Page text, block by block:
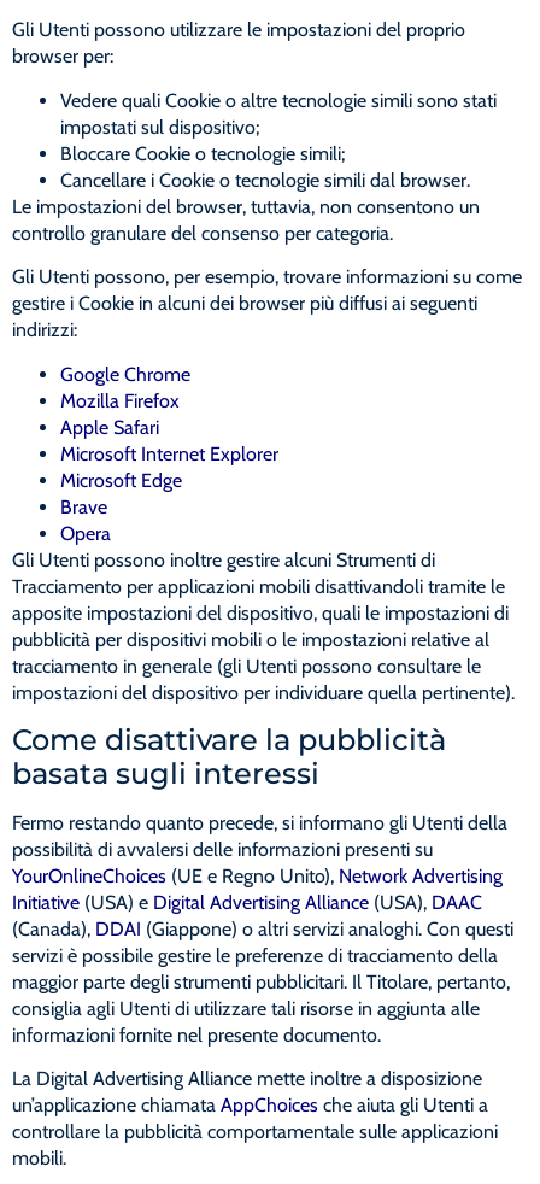
Gli Utenti possono utilizzare le impostazioni del proprio
browser per:
Vedere quali Cookie o altre tecnologie simili sono stati
impostati sul dispositivo;
Bloccare Cookie o tecnologie simili;
Cancellare i Cookie o tecnologie simili dal browser.
Le impostazioni del browser, tuttavia, non consentono un
controllo granulare del consenso per categoria.
Gli Utenti possono, per esempio, trovare informazioni su come
gestire i Cookie in alcuni dei browser più diffusi ai seguenti
indirizzi:
Google Chrome
Mozilla Firefox
Apple Safari
Microsoft Internet Explorer
Microsoft Edge
Brave
Opera
Gli Utenti possono inoltre gestire alcuni Strumenti di
Tracciamento per applicazioni mobili disattivandoli tramite le
apposite impostazioni del dispositivo, quali le impostazioni di
pubblicità per dispositivi mobili o le impostazioni relative al
tracciamento in generale (gli Utenti possono consultare le
impostazioni del dispositivo per individuare quella pertinente).
Come disattivare la pubblicità
basata sugli interessi
Fermo restando quanto precede, si informano gli Utenti della
possibilità di avvalersi delle informazioni presenti su
YourOnlineChoices (UE e Regno Unito), Network Advertising
Initiative (USA) e Digital Advertising Alliance (USA), DAAC
(Canada), DDAI (Giappone) o altri servizi analoghi. Con questi
servizi è possibile gestire le preferenze di tracciamento della
maggior parte degli strumenti pubblicitari. Il Titolare, pertanto,
consiglia agli Utenti di utilizzare tali risorse in aggiunta alle
informazioni fornite nel presente documento.
La Digital Advertising Alliance mette inoltre a disposizione
un’applicazione chiamata AppChoices che aiuta gli Utenti a
controllare la pubblicità comportamentale sulle applicazioni
mobili.